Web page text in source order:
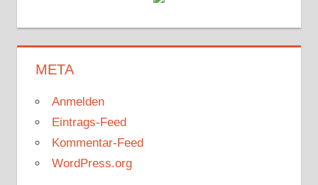
META
Anmelden
Eintrags-Feed
Kommentar-Feed
WordPress.org